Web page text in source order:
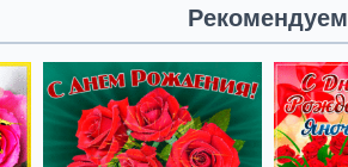
Рекомендуем